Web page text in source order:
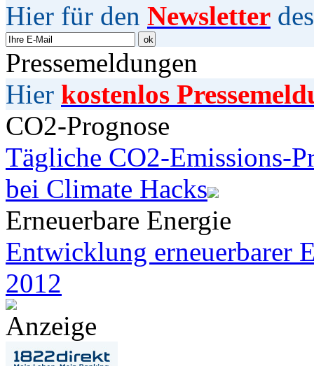
Hier für den Newsletter
Pressemeldungen
Hier kostenlos
CO2-Prognose
Tägliche CO2-Emissions-
bei Climate Hacks
Erneuerbare Energie
Entwicklung erneuerbarer
2012
Anzeige